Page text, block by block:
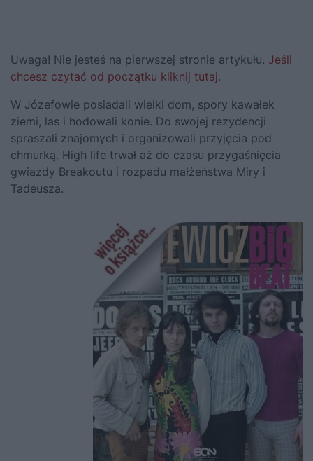
Uwaga! Nie jesteś na pierwszej stronie artykułu. Jeśli
chcesz czytać od początku kliknij tutaj.
W Józefowie posiadali wielki dom, spory kawałek
ziemi, las i hodowali konie. Do swojej rezydencji
spraszali znajomych i organizowali przyjęcia pod
chmurką. High life trwał aż do czasu przygaśnięcia
gwiazdy Breakoutu i rozpadu małżeństwa Miry i
Tadeusza.